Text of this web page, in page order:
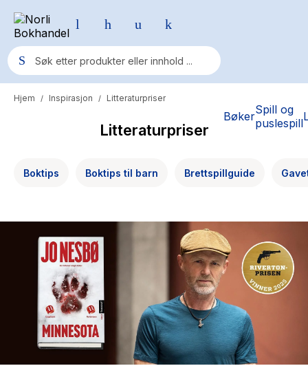
BøkerSpill og
puslespill
Populære søk
Fury Bound - Sable Sorensen
Elizabeth Strout
Hitster
Hypopressiv trening
The Housemaid
Boktips Boktips til barn Brettspillguide
Hjem / Inspirasjon / Litteraturpriser
Litteraturpriser